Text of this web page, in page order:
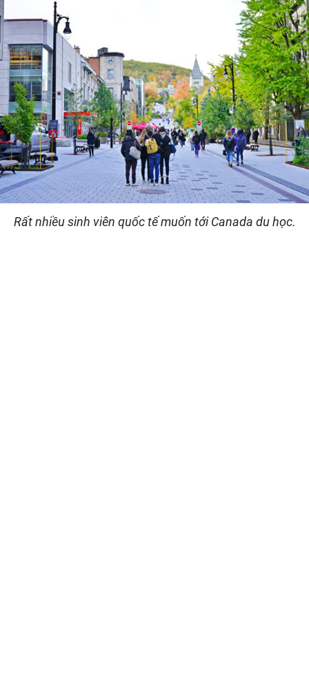
Rất nhiều sinh viên quốc tế muốn tới Canada du học.